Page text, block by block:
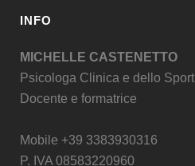
INFO
MICHELLE CASTENETTO
Psicologa Clinica e dello Sport
Docente e formatrice
Mobile +39 3383930316
P. IVA 08583220960